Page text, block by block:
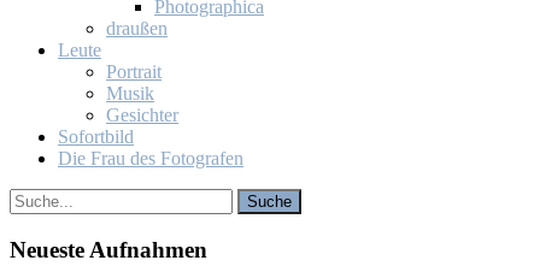
Pho­to­gra­phi­ca
drau­ßen
Leu­te
Por­trait
Mu­sik
Ge­sich­ter
So­fort­bild
Die Frau des Fo­to­gra­fen
Neu­es­te Auf­nah­men